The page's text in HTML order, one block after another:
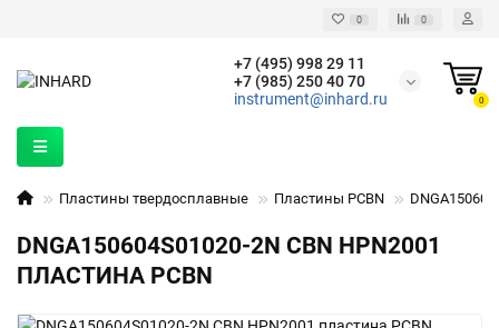
0 0
+7 (495) 998 29 11
+7 (985) 250 40 70
instrument@inhard.ru
0
Пластины твердосплавные Пластины PCBN
DNGA150604S01020-2N CBN HPN2001
ПЛАСТИНА PCBN